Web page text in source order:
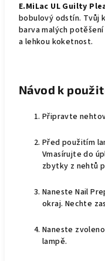
E.MiLac UL Guilty
bobulový odstín. Tvůj
barva malých
a lehkou koketnost.
Návod k
Připravte
Před použitím
Vmasírujte do
zbytky z nehtů
Naneste Nail
okraj. Nechte
Naneste
lampě.